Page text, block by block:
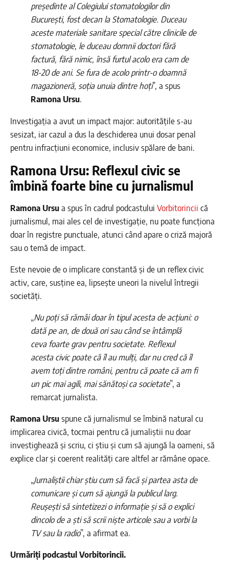
președinte al Colegiului stomatologilor din
București, fost decan la Stomatologie. Duceau
aceste materiale sanitare special către clinicile de
stomatologie, le duceau domnii doctori fără
factură, fără nimic, însă furtul acolo era cam de
18-20 de ani. Se fura de acolo printr-o doamnă
magazioneră, soția unuia dintre hoți”, a spus
Ramona Ursu.
Investigația a avut un impact major: autoritățile s-au
sesizat, iar cazul a dus la deschiderea unui dosar penal
pentru infracțiuni economice, inclusiv spălare de bani.
Ramona Ursu: Reflexul civic se
îmbină foarte bine cu jurnalismul
Ramona Ursua spus în cadrul podcastului Vorbitorincii că
jurnalismul, mai ales cel de investigație, nu poate funcționa
doar în registre punctuale, atunci când apare o criză majoră
sau o temă de impact.
Este nevoie de o implicare constantă și de un reflex civic
activ, care, susține ea, lipsește uneori la nivelul întregii
societăți.
„Nu poți să rămâi doar în tipul acesta de acțiuni: o
dată pe an, de două ori sau când se întâmplă
ceva foarte grav pentru societate. Reflexul
acesta civic poate că îl au mulți, dar nu cred că îl
avem toți dintre români, pentru că poate că am fi
un pic mai agili, mai sănătoși ca societate”, a
remarcat jurnalista.
Ramona Ursuspune că jurnalismul se îmbină natural cu
implicarea civică, tocmai pentru că jurnaliștii nu doar
investighează și scriu, ci știu și cum să ajungă la oameni, să
explice clar și coerent realități care altfel ar rămâne opace.
„Jurnaliștii chiar știu cum să facă și partea asta de
comunicare și cum să ajungă la publicul larg.
Reușești să sintetizezi o informație și să o explici
dincolo de a ști să scrii niște articole sau a vorbi la
TV sau la radio”, a afirmat ea.
Urmăriți podcastul Vorbitorincii.